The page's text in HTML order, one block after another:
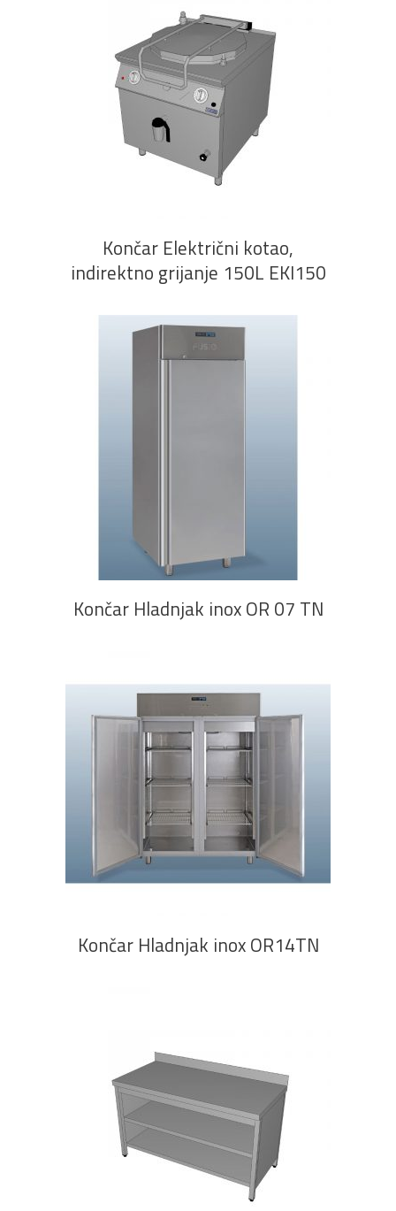
PROČITAJ VIŠE
Končar Električni kotao,
indirektno grijanje 150L EKI150
Končar Hladnjak inox OR 07 TN
PROČITAJ VIŠE
Končar Hladnjak inox OR14TN
PROČITAJ VIŠE